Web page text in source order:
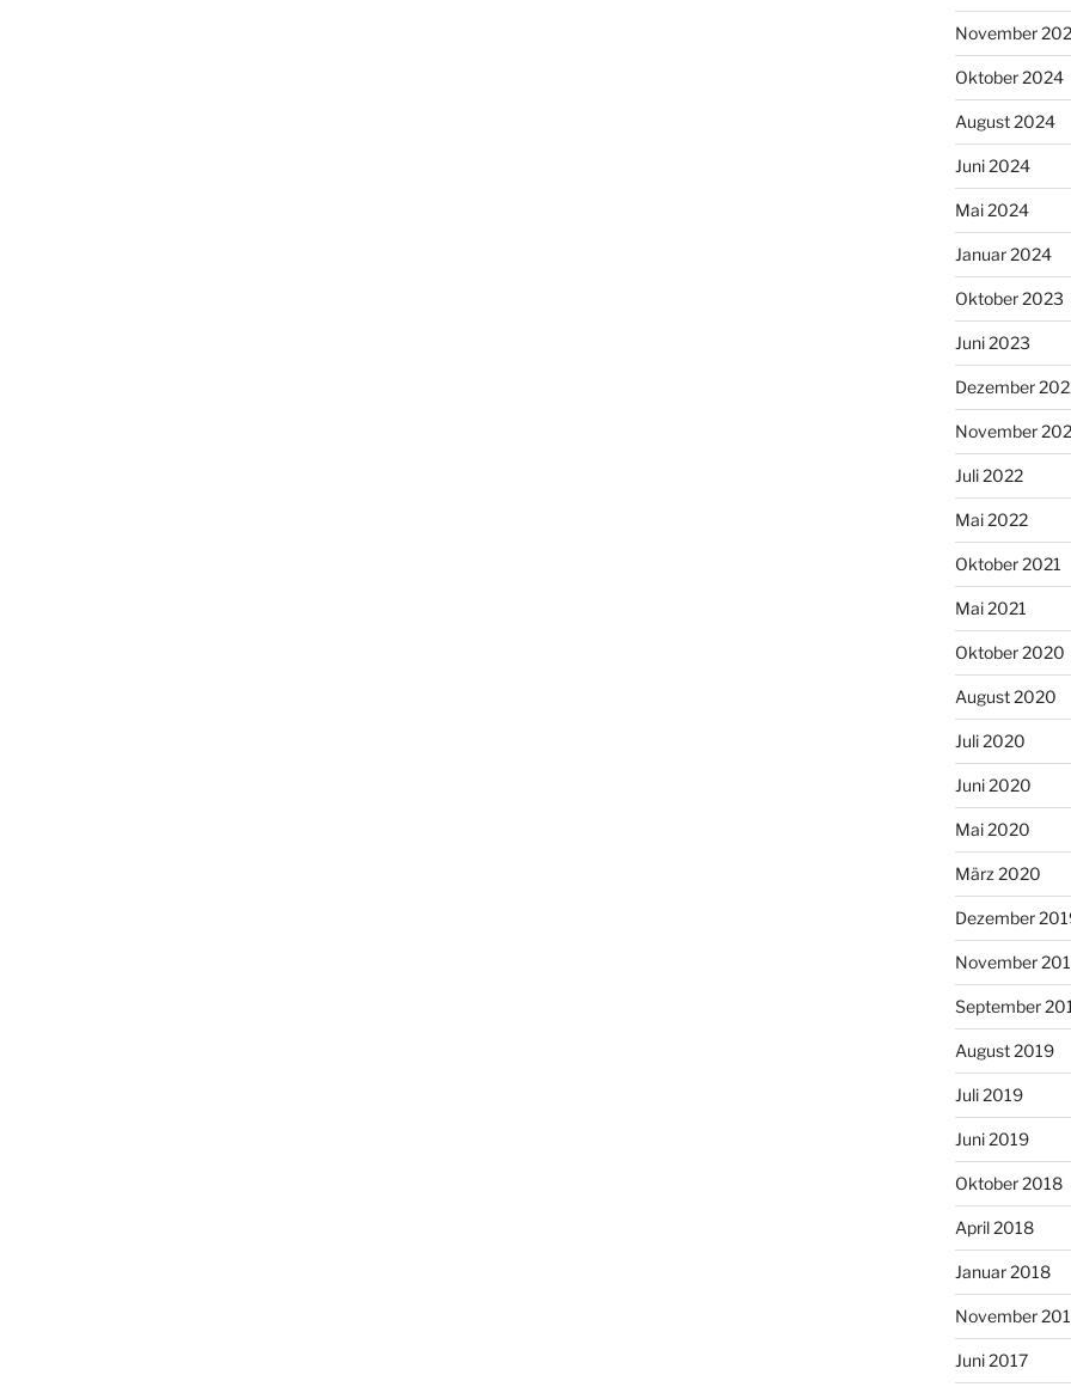
November
Oktober 2024
August 2024
Juni 2024
Mai 2024
Januar 2024
Oktober 2023
Juni 2023
Dezember
November
Juli 2022
Mai 2022
Oktober 2021
Mai 2021
Oktober 2020
August 2020
Juli 2020
Juni 2020
Mai 2020
März 2020
Dezember
November
September
August 2019
Juli 2019
Juni 2019
Oktober 2018
April 2018
Januar 2018
November
Juni 2017